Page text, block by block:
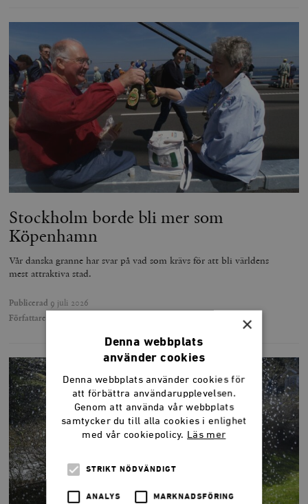
Stockholm borde bli mer som
Köpenhamn
Vår danska granne har svar på vad som krävs för att bli världens
mest attraktiva stad.
Publicerad 9 juli 2026
Författare
×
Denna webbplats
använder cookies
Denna webbplats använder cookies för
att förbättra användarupplevelsen.
Genom att använda vår webbplats
samtycker du till alla cookies i enlighet
med vår cookiepolicy. Läs mer
STRIKT NÖDVÄNDIGT
ANALYS MARKNADSFÖRING